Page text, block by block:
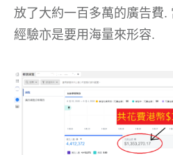
放了大約一百多萬的廣告費.
經驗亦是要用海量來形容.